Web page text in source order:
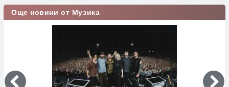
Още новини от Музика